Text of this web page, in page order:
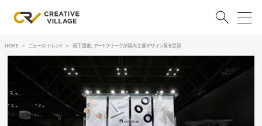
ログイン 会員登録
RECRUIT
HOME ニュース・トレンド 若手躍進、アートフリークが国内主要デザイン賞を受賞